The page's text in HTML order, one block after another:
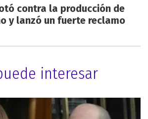
contra la producción de
y lanzó un fuerte reclamo
interesar